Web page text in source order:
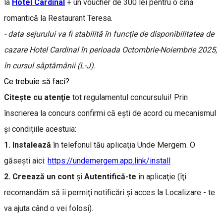
la Hotel Cardinal + un voucher de 300 lei pentru o cină
romantică la Restaurant Teresa.
- data sejurului va fi stabilită în funcţie de disponibilitatea de
cazare Hotel Cardinal în perioada Octombrie-Noiembrie 2025,
în cursul săptămânii (L-J).
Ce trebuie să faci?
Citeşte cu atenţie tot regulamentul concursului! Prin
înscrierea la concurs confirmi că eşti de acord cu mecanismul
şi condiţiile acestuia:
1. Instalează în telefonul tău aplicaţia Unde Mergem. O
găseşti aici: https://undemergem.app.link/install
2. Creează un cont şi Autentifică-te în aplicaţie (îţi
recomandăm să îi permiţi notificări și acces la Localizare - te
va ajuta când o vei folosi).